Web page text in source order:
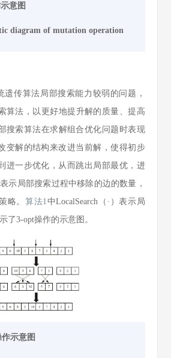
意图
diagram of mutation operation
遗传算法局部搜索能力较弱的问题，
算法，以更好地提升解的质量、提高
搜索算法在求解组合优化问题时表现
变解的结构来改进当前解，使得初步
进一步优化，从而跳出局部最优，进
表示局部搜索过程中移除的边的数量，
略。 算法1 中LocalSearch（·）表示局
了3-opt操作的示意图。
示意图